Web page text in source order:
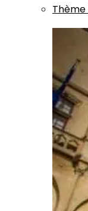
Thème